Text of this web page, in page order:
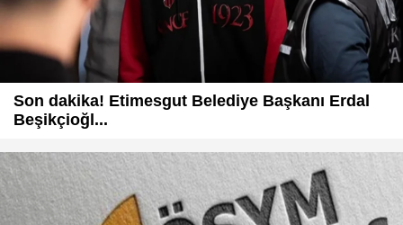
Son dakika! Etimesgut Belediye Başkanı Erdal
Beşikçioğl...